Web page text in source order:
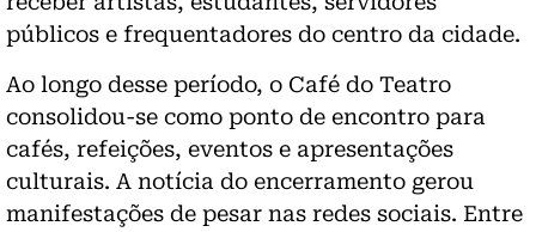
públicos e frequentadores do centro da cidade.
Ao longo desse período, o Café do Teatro
consolidou-se como ponto de encontro para
cafés, refeições, eventos e apresentações
culturais. A notícia do encerramento gerou
manifestações de pesar nas redes sociais. Entre